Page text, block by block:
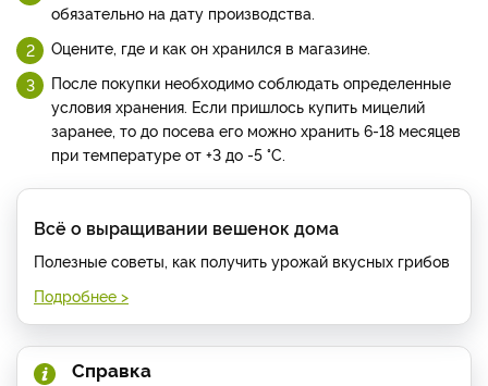
обязательно на дату производства.
Оцените, где и как он хранился в магазине.
После покупки необходимо соблюдать определенные
условия хранения. Если пришлось купить мицелий
заранее, то до посева его можно хранить 6-18 месяцев
при температуре от +3 до -5 °С.
Всё о выращивании вешенок дома
Полезные советы, как получить урожай вкусных грибов
Подробнее >
Справка